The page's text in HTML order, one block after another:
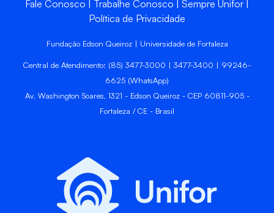
Fale Conosco Trabalhe Conosco
Sempre Unifor
Política de Privacidade
Fundação Edson Queiroz | Universidade de Fortaleza
Central de Atendimento: (85) 3477-3000 | 3477-3400 | 99246-
6625 (WhatsApp)
Av. Washington Soares, 1321 - Edson Queiroz - CEP 60811-905 -
Fortaleza / CE - Brasil